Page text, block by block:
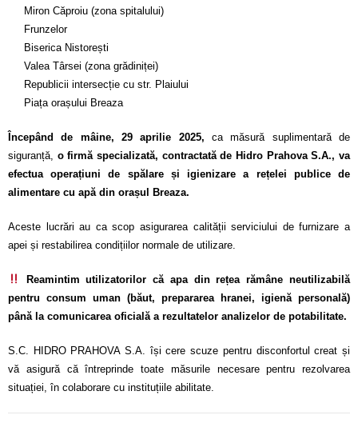
Miron Căproiu (zona spitalului)
Frunzelor
Biserica Nistorești
Valea Târsei (zona grădiniței)
Republicii intersecție cu str. Plaiului
Piața orașului Breaza
Începând de mâine, 29 aprilie 2025, ca măsură suplimentară de
siguranță, o firmă specializată, contractată de Hidro Prahova S.A., va
efectua operațiuni de spălare și igienizare a rețelei publice de
alimentare cu apă din orașul Breaza.
Aceste lucrări au ca scop asigurarea calității serviciului de furnizare a
apei și restabilirea condițiilor normale de utilizare.
Reamintim utilizatorilor că apa din rețea rămâne neutilizabilă
pentru consum uman (băut, prepararea hranei, igienă personală)
până la comunicarea oficială a rezultatelor analizelor de potabilitate.
S.C. HIDRO PRAHOVA S.A. își cere scuze pentru disconfortul creat și
vă asigură că întreprinde toate măsurile necesare pentru rezolvarea
situației, în colaborare cu instituțiile abilitate.